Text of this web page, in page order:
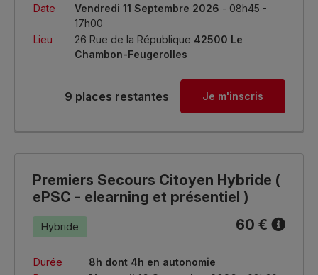
Date
Vendredi 11 Septembre 2026 - 08h45 -
17h00
Lieu
26 Rue de la République 42500 Le
Chambon-Feugerolles
9 places restantes Je m'inscris
Premiers Secours Citoyen Hybride (
ePSC - elearning et présentiel )
Hybride 60 €
Durée
8h dont 4h en autonomie